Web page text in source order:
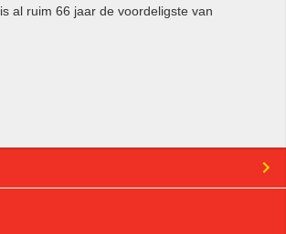
is al ruim 66 jaar de voordeligste van